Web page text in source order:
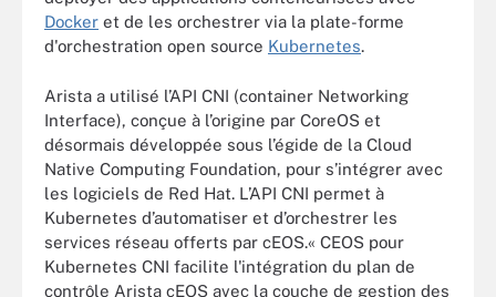
Docker et de les orchestrer via la plate-forme
d'orchestration open source Kubernetes.
Arista a utilisé l’API CNI (container Networking
Interface), conçue à l’origine par CoreOS et
désormais développée sous l’égide de la Cloud
Native Computing Foundation, pour s’intégrer avec
les logiciels de Red Hat. L’API CNI permet à
Kubernetes d’automatiser et d’orchestrer les
services réseau offerts par cEOS.« CEOS pour
Kubernetes CNI facilite l'intégration du plan de
contrôle Arista cEOS avec la couche de gestion des